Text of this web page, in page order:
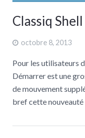
Classiq
octobre 8, 2013
Pour les utilisateurs
Démarrer est une
de mouvement
bref cette